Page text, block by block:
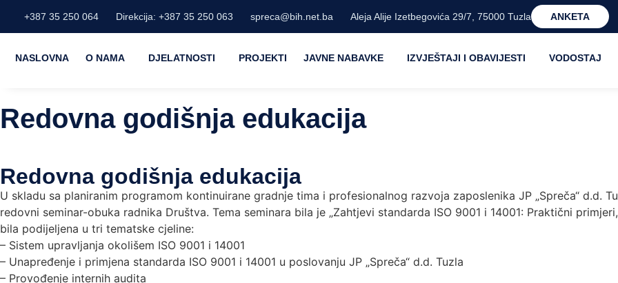
+387 35 250 064 Direkcija: +387 35 250 063 spreca@bih.net.ba Aleja Alije Izetbegovića 29/7, 75000 Tuzla ANKETA
NASLOVNA O NAMA DJELATNOSTI PROJEKTI JAVNE NABAVKE IZVJEŠTAJI I OBAVIJESTI VODOSTAJ
Redovna godišnja edukacija
Redovna godišnja edukacija
U skladu sa planiranim programom kontinuirane gradnje tima i profesionalnog razvoja zaposlenika JP „Spreča“ d.d.
redovni seminar-obuka radnika Društva. Tema seminara bila je „Zahtjevi standarda ISO 9001 i 14001: Praktični
bila podijeljena u tri tematske cjeline:
– Sistem upravljanja okolišem ISO 9001 i 14001
– Unapređenje i primjena standarda ISO 9001 i 14001 u poslovanju JP „Spreča“ d.d. Tuzla
– Provođenje internih audita